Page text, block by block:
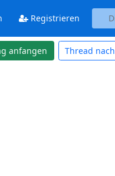
Registrieren
anfangen Thread nach